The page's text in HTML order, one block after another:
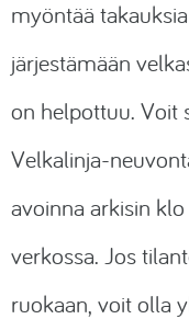
myöntää
järjestämään
on helpottuu. Voit
Velkalinja-
avoinna arkisin
verkossa. Jos
ruokaan, voit olla